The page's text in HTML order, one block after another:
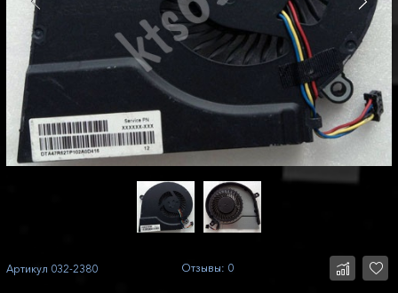
Артикул 032-2380 Отзывы: 0